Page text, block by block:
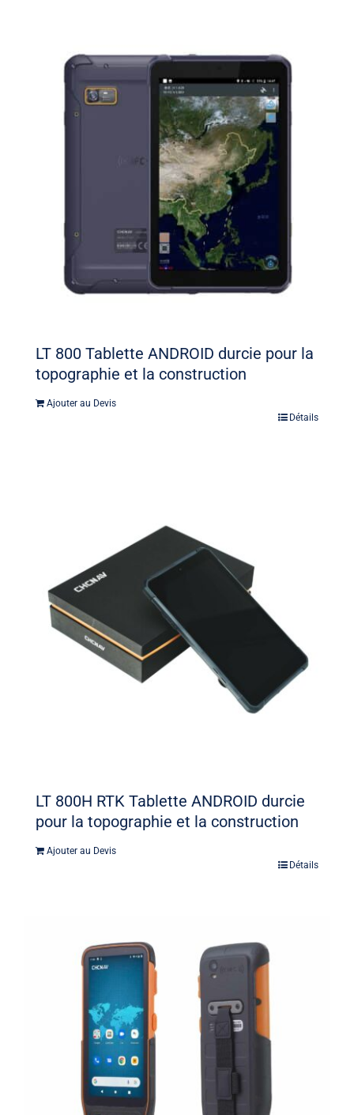
LT 800 Tablette ANDROID durcie pour la
topographie et la construction
Ajouter au Devis
Détails
LT 800H RTK Tablette ANDROID durcie
pour la topographie et la construction
Ajouter au Devis
Détails